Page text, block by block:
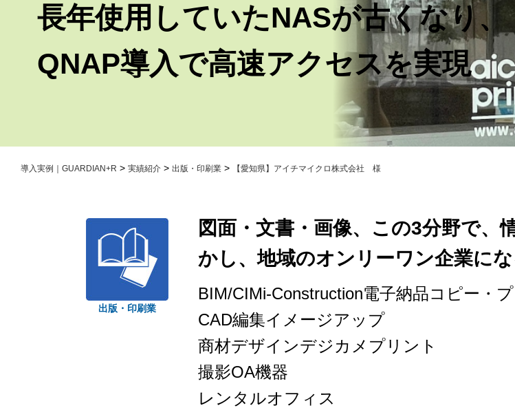
長年使用していたNASが古くなり、
QNAP導入で高速アクセスを実現
導入実例｜GUARDIAN+R > 実績紹介 > 出版・印刷業 > 【愛知県】アイチマイクロ株式会社 様
出版・印刷業
図面・文書・画像、この3分野で、
かし、地域のオンリーワン企業に
BIM/CIMi-Construction電子納品コピー・
CAD編集イメージアップ
商材デザインデジカメプリント
撮影OA機器
レンタルオフィス